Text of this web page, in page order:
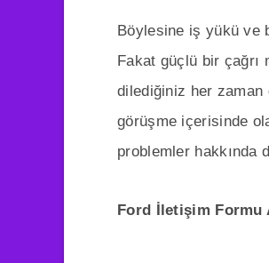
Böylesine iş yükü ve
Fakat güçlü bir çağrı
dilediğiniz her zaman
görüşme içerisinde
problemler hakkında
Ford İletişim Formu